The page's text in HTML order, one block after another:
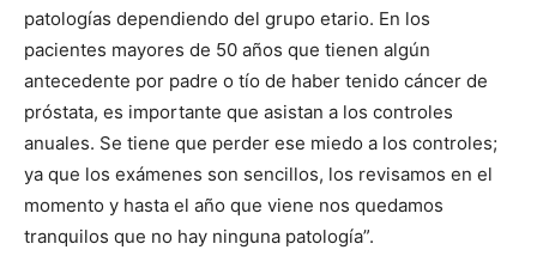
patologías dependiendo del grupo etario. En los
pacientes mayores de 50 años que tienen algún
antecedente por padre o tío de haber tenido cáncer de
próstata, es importante que asistan a los controles
anuales. Se tiene que perder ese miedo a los controles;
ya que los exámenes son sencillos, los revisamos en el
momento y hasta el año que viene nos quedamos
tranquilos que no hay ninguna patología”.